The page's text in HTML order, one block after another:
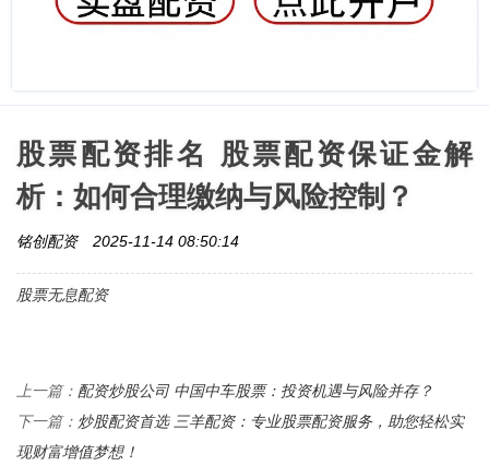
股票配资排名 股票配资保证金解
析：如何合理缴纳与风险控制？
铭创配资 2025-11-14 08:50:14
股票无息配资
上一篇： 配资炒股公司 中国中车股票：投资机遇与风险并存？
下一篇： 炒股配资首选 三羊配资：专业股票配资服务，助您轻松实
现财富增值梦想！